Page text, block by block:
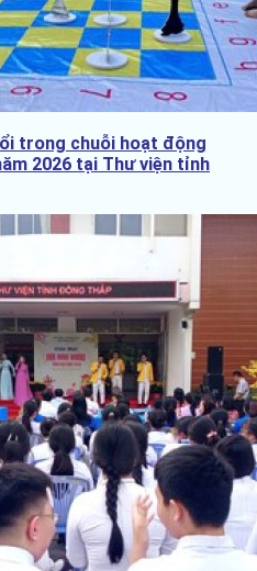
trong chuỗi hoạt động
2026 tại Thư viện tỉnh